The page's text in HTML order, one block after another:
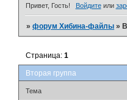
Привет, Гость! Войдитеили
»форум Хибина-файлы »
Вторая группа
Страница:1
Тема